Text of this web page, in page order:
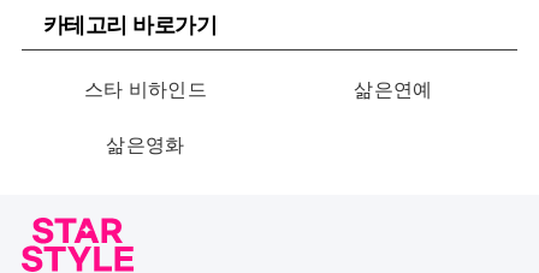
카테고리 바로가기
스타 비하인드 삶은연예
삶은영화